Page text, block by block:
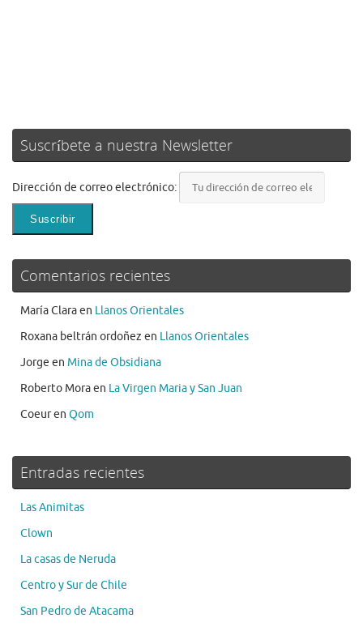
Suscríbete a nuestra Newsletter
Dirección de correo electrónico:
Comentarios recientes
María Claraen Llanos Orientales
Roxana beltrán ordoñez en Llanos Orientales
Jorge en Mina de Obsidiana
Roberto Moraen La Virgen Maria y San Juan
Coeuren Qom
Entradas recientes
Las Animitas
Clown
La casas de Neruda
Centro y Sur de Chile
San Pedro de Atacama